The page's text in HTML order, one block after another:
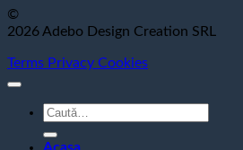
©
2026 Adebo Design Creation SRL
Terms Privacy Cookies
Caută
după:
Acasa